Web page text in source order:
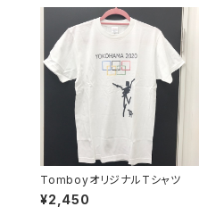
TomboyオリジナルTシャツ
¥2,450